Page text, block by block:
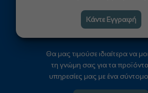
Κάντε Εγγραφή
Θα μας τιμούσε ιδιαίτερα να
τη γνώμη σας για τα προϊόντα
υπηρεσίες μας με ένα